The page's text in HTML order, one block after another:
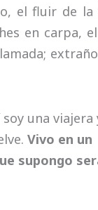
el fluir de la
en carpa,
una viajera
Vivo en un
supongo